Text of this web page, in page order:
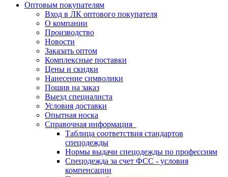
Оптовым покупателям
Вход в ЛК оптового покупателя
О компании
Производство
Новости
Заказать оптом
Комплексные поставки
Цены и скидки
Нанесение символики
Пошив на заказ
Выезд специалиста
Условия доставки
Опытная носка
Справочная информация
Таблица соответствия стандартов
спецодежды
Нормы выдачи спецодежды по профессиям
Спецодежда за счет ФСС - условия
компенсации